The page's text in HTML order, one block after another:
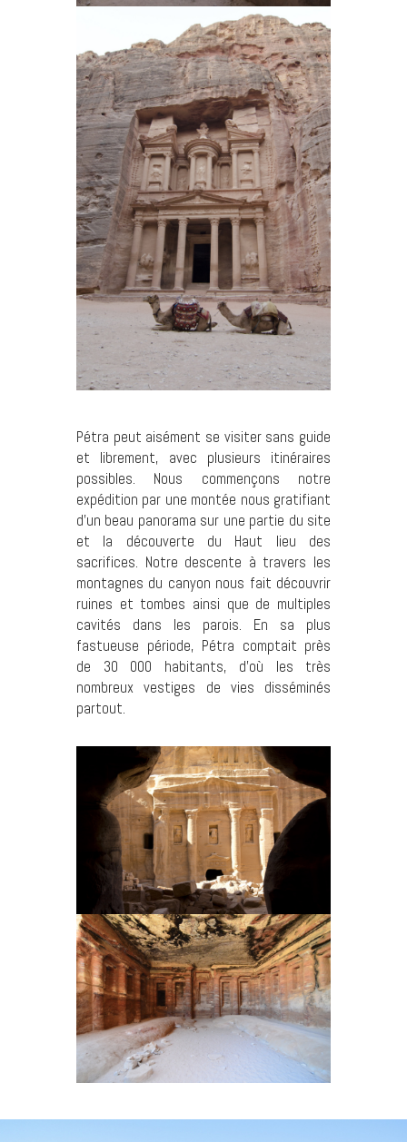
Pétra peut aisément se visiter sans guide
et librement, avec plusieurs itinéraires
possibles. Nous commençons notre
expédition par une montée nous gratifiant
d’un beau panorama sur une partie du site
et la découverte du Haut lieu des
sacrifices. Notre descente à travers les
montagnes du canyon nous fait découvrir
ruines et tombes ainsi que de multiples
cavités dans les parois. En sa plus
fastueuse période, Pétra comptait près
de 30 000 habitants, d’où les très
nombreux vestiges de vies disséminés
partout.